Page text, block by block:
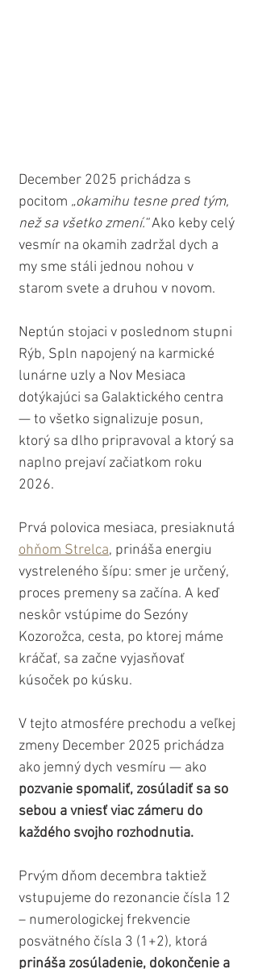
December 2025 prichádza s
pocitom „okamihu tesne pred tým,
než sa všetko zmení.“ Ako keby celý
vesmír na okamih zadržal dych a
my sme stáli jednou nohou v
starom svete a druhou v novom.
Neptún stojaci v poslednom stupni
Rýb, Spln napojený na karmické
lunárne uzly a Nov Mesiaca
dotýkajúci sa Galaktického centra
— to všetko signalizuje posun,
ktorý sa dlho pripravoval a ktorý sa
naplno prejaví začiatkom roku
2026.
Prvá polovica mesiaca, presiaknutá
ohňom Strelca, prináša energiu
vystreleného šípu: smer je určený,
proces premeny sa začína. A keď
neskôr vstúpime do Sezóny
Kozorožca, cesta, po ktorej máme
kráčať, sa začne vyjasňovať
kúsoček po kúsku.
V tejto atmosfére prechodu a veľkej
zmeny December 2025 prichádza
ako jemný dych vesmíru — ako
pozvanie spomaliť, zosúladiť sa so
sebou a vniesť viac zámeru do
každého svojho rozhodnutia.
Prvým dňom decembra taktiež
vstupujeme do rezonancie čísla 12
– numerologickej frekvencie
posvätného čísla 3 (1+2), ktorá
prináša zosúladenie, dokončenie a